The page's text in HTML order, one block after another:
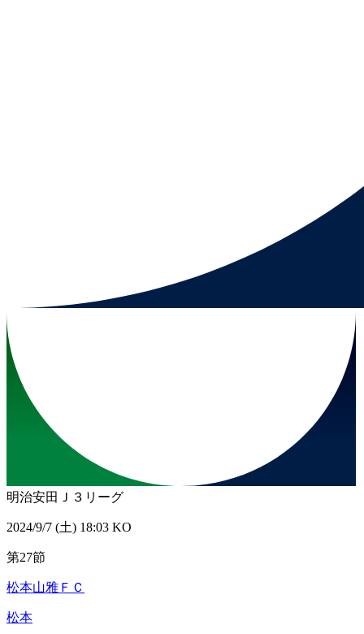
明治安田Ｊ３リーグ
2024/9/7 (土) 18:03 KO
第27節
松本山雅ＦＣ
松本